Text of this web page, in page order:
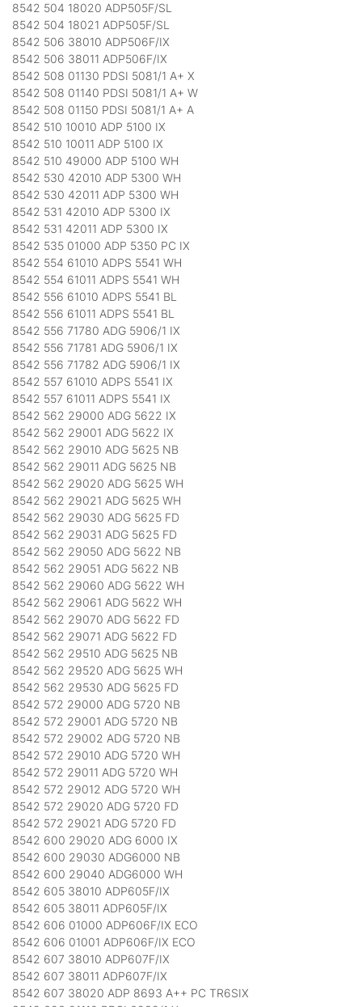
8542 504 18020 ADP505F/SL
8542 504 18021 ADP505F/SL
8542 506 38010 ADP506F/IX
8542 506 38011 ADP506F/IX
8542 508 01130 PDSI 5081/1 A+ X
8542 508 01140 PDSI 5081/1 A+ W
8542 508 01150 PDSI 5081/1 A+ A
8542 510 10010 ADP 5100 IX
8542 510 10011 ADP 5100 IX
8542 510 49000 ADP 5100 WH
8542 530 42010 ADP 5300 WH
8542 530 42011 ADP 5300 WH
8542 531 42010 ADP 5300 IX
8542 531 42011 ADP 5300 IX
8542 535 01000 ADP 5350 PC IX
8542 554 61010 ADPS 5541 WH
8542 554 61011 ADPS 5541 WH
8542 556 61010 ADPS 5541 BL
8542 556 61011 ADPS 5541 BL
8542 556 71780 ADG 5906/1 IX
8542 556 71781 ADG 5906/1 IX
8542 556 71782 ADG 5906/1 IX
8542 557 61010 ADPS 5541 IX
8542 557 61011 ADPS 5541 IX
8542 562 29000 ADG 5622 IX
8542 562 29001 ADG 5622 IX
8542 562 29010 ADG 5625 NB
8542 562 29011 ADG 5625 NB
8542 562 29020 ADG 5625 WH
8542 562 29021 ADG 5625 WH
8542 562 29030 ADG 5625 FD
8542 562 29031 ADG 5625 FD
8542 562 29050 ADG 5622 NB
8542 562 29051 ADG 5622 NB
8542 562 29060 ADG 5622 WH
8542 562 29061 ADG 5622 WH
8542 562 29070 ADG 5622 FD
8542 562 29071 ADG 5622 FD
8542 562 29510 ADG 5625 NB
8542 562 29520 ADG 5625 WH
8542 562 29530 ADG 5625 FD
8542 572 29000 ADG 5720 NB
8542 572 29001 ADG 5720 NB
8542 572 29002 ADG 5720 NB
8542 572 29010 ADG 5720 WH
8542 572 29011 ADG 5720 WH
8542 572 29012 ADG 5720 WH
8542 572 29020 ADG 5720 FD
8542 572 29021 ADG 5720 FD
8542 600 29020 ADG 6000 IX
8542 600 29030 ADG6000 NB
8542 600 29040 ADG6000 WH
8542 605 38010 ADP605F/IX
8542 605 38011 ADP605F/IX
8542 606 01000 ADP606F/IX ECO
8542 606 01001 ADP606F/IX ECO
8542 607 38010 ADP607F/IX
8542 607 38011 ADP607F/IX
8542 607 38020 ADP 8693 A++ PC TR6SIX